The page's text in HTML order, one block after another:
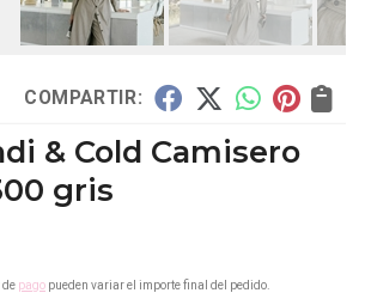
COMPARTIR:
& Cold Camisero
gris
de pago pueden variar el importe final del pedido.